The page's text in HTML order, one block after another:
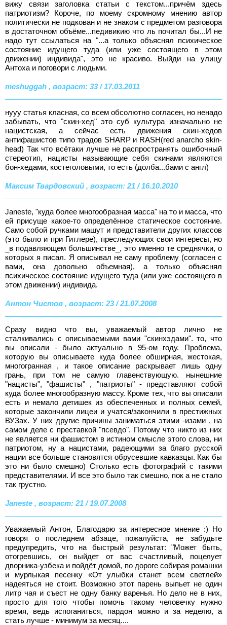
вижу связи заголовка статьи с текстом...причём здесь
патриотизм? Короче, по моему скромному мнению автор
политически не подкован и не знаком с предметом разговора
в достаточном объёме...педивикию что ль почитал бы...И не
надо тут ссылаться на "...а только объяснял психическое
состояние идущего туда (или уже состоящего в этом
движении) индивида", это не красиво. Выйди на улицу
Антоха и поговори с людьми.
meshuggah , возраст: 33 / 17.03.2011
нууу статья класная, со всем обсолютно согласен, но ненадо
забывать, что "скин-хед" это суб культура изначально не
нацистская, а сейчас есть движения скин-хедов
антифашистов типо традов SHARP и RASH(red anarcho skin-
head) Так что всётаки лучше не распространять ошибочный
стереотип, нацисты называющие себя скинами являются
бон-хедами, костеголовыми, то есть (долба...бами с англ)
Максим Твардовский , возраст: 21 / 16.10.2010
Janeste, "куда более многообразная масса" на то и масса, что
ей присуще какое-то определённое статическое состояние.
Само собой ручками машут и представители других классов
(это было и при Гитлере), преследующих свои интересы, но
_в подавляющем большинстве_, это именно те среднячки, о
которых я писал. Я описывал не саму проблему (согласен с
вами, она довольно объемная), а только объяснял
психическое состояние идущего туда (или уже состоящего в
этом движении) индивида.
Антон Чистов , возраст: 23 / 21.07.2008
Сразу видно что вы, уважаемый автор лично не
сталкивались с описываемыми вами "скинхэдами". то, что
вы описали - было актуально в 95-ом году. Проблема,
которую вы описываете куда более обширная, жестокая,
многогранная , и такое описание раскрывает лишь одну
грань, при том не самую главенствующую. нынешние
"нацисты", "фашисты" , "патриоты" - представляют собой
куда более многообразную массу. Кроме тех, что вы описали
есть и немало детишек из обеспеченных и полных семей,
которые закончили лицеи и учатся/закончили в престижных
ВУЗах. У них другие причины заниматься этими -изами , на
самом деле с преставкой "псевдо". Потому что никто из них
не является ни фашистом в истином смысле этого слова, ни
патриотом, ну а нацистами, радеющими за благо русской
нации все больше становятся обрусевшие кавказцы. Как бы
это ни было смешно) Столько есть фотографий с такими
представителями. И все это было так смешно, пок а не стало
так грустно.
Janeste , возраст: 21 / 19.07.2008
Уважаемый Антон, Благодарю за интересное мнение :) Но
говоря о последнем абзаце, пожалуйста, не забудьте
предупредить, что на быстрый результат: "Может быть,
отогревшись, он выйдет от вас счастливый, поцелует
дворника-узбека и пойдёт домой, по дороге собирая ромашки
и мурлыкая песенку «От улыбки станет всем светлей»
надеяться не стоит. Возможно этот парень выпьет не один
литр чая и съест не одну банку варенья. Но дело не в них,
просто для того чтобы помочь такому человечку нужно
время, ведь испоганиться, пардон можно и за неделю, а
стать лучше - минимум за месяц....